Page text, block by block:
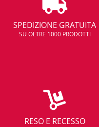
SPEDIZIONE GRATUITA
SU OLTRE 1000 PRODOTTI
RESO E RECESSO